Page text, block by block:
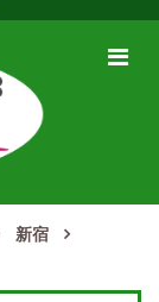
メ
新宿